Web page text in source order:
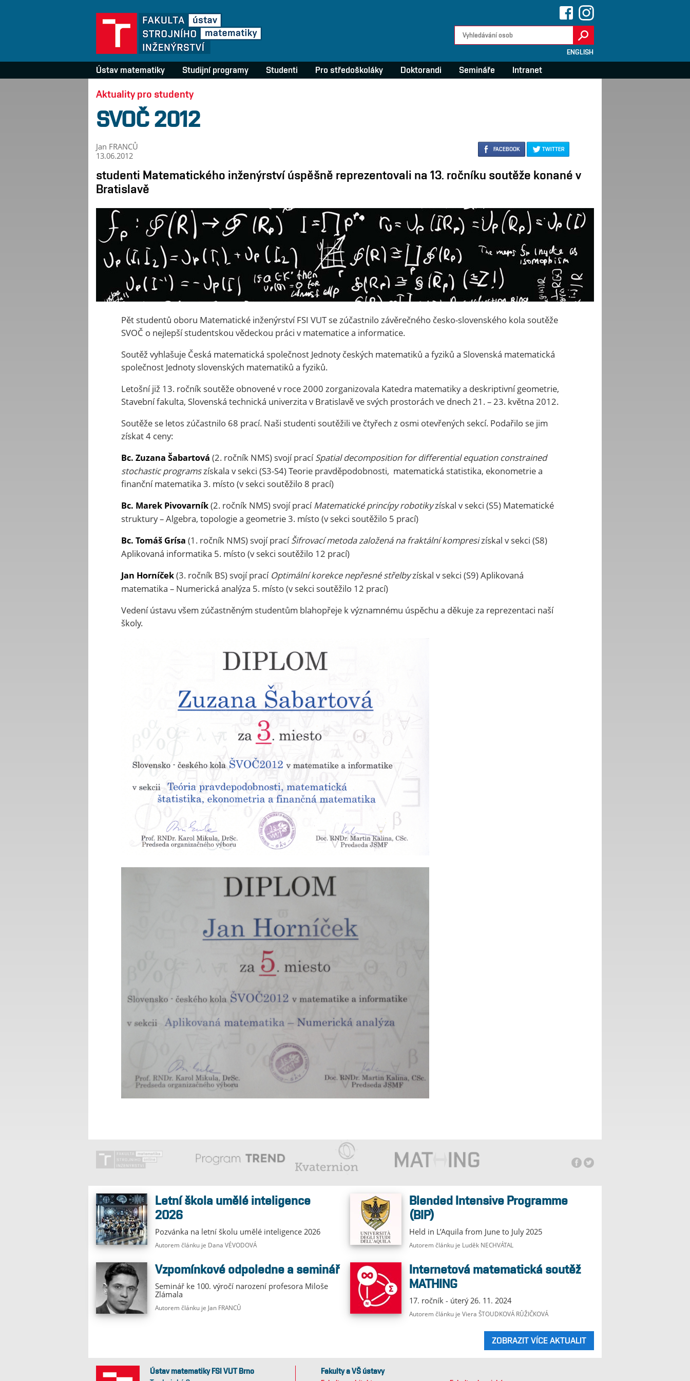
ENGLISH
Ústav matematiky Studijní programy Studenti Pro středoškoláky Doktorandi Semináře Intranet
Aktuality pro studenty
SVOČ 2012
FACEBOOK TWITTER
Jan FRANCŮ
13.06.2012
studenti Matematického inženýrství úspěšně reprezentovali na 13. ročníku soutěže konané v
Bratislavě
Pět studentů oboru Matematické inženýrství FSI VUT se zúčastnilo závěrečného česko-slovenského kola soutěže
SVOČ o nejlepší studentskou vědeckou práci v matematice a informatice.
Soutěž vyhlašuje Česká matematická společnost Jednoty českých matematiků a fyziků a Slovenská matematická
společnost Jednoty slovenských matematiků a fyziků.
Letošní již 13. ročník soutěže obnovené v roce 2000 zorganizovala Katedra matematiky a deskriptivní geometrie,
Stavební fakulta, Slovenská technická univerzita v Bratislavě ve svých prostorách ve dnech 21. – 23. května 2012.
Soutěže se letos zúčastnilo 68 prací. Naši studenti soutěžili ve čtyřech z osmi otevřených sekcí. Podařilo se jim
získat 4 ceny:
Bc. Zuzana Šabartová (2. ročník NMS) svojí pracíSpatial decomposition for differential equation constrained
stochastic programszískala v sekci (S3-S4) Teorie pravděpodobnosti, matematická statistika, ekonometrie a
finanční matematika 3. místo (v sekci soutěžilo 8 prací)
Bc. Marek Pivovarník(2. ročník NMS) svojí pracíMatematické princípy robotikyzískal v sekci (S5) Matematické
struktury – Algebra, topologie a geometrie 3. místo (v sekci soutěžilo 5 prací)
Bc. Tomáš Grísa (1. ročník NMS) svojí pracíŠifrovací metoda založená na fraktální kompresizískal v sekci (S8)
Aplikovaná informatika 5. místo (v sekci soutěžilo 12 prací)
Jan Horníček(3. ročník BS) svojí prací Optimální korekce nepřesné střelbyzískal v sekci (S9) Aplikovaná
matematika – Numerická analýza 5. místo (v sekci soutěžilo 12 prací)
Vedení ústavu všem zúčastněným studentům blahopřeje k významnému úspěchu a děkuje za reprezentaci naší
školy.
Letní škola umělé inteligence
2026
Pozvánka na letní školu umělé inteligence 2026
Autorem článku je Dana VÉVODOVÁ
Blended Intensive Programme
(BIP)
Held in L’Aquila from June to July 2025
Autorem článku je Luděk NECHVÁTAL
Vzpomínkové odpoledne a seminář
Seminář ke 100. výročí narození profesora Miloše
Zlámala
Autorem článku je Jan FRANCŮ
Internetová matematická soutěž
MATHING
17. ročník - úterý 26. 11. 2024
Autorem článku je Viera ŠTOUDKOVÁ RŮŽIČKOVÁ
ZOBRAZIT VÍCE AKTUALIT
Ústav matematiky FSI VUT Brno
Fakulty a VŠ ústavy